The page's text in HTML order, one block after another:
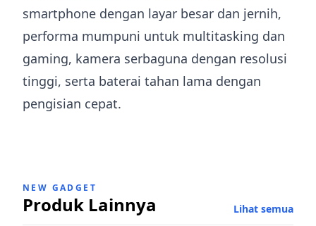
smartphone dengan layar besar dan jernih,
performa mumpuni untuk multitasking dan
gaming, kamera serbaguna dengan resolusi
tinggi, serta baterai tahan lama dengan
pengisian cepat.
NEW GADGET
Produk Lainnya Lihat semua